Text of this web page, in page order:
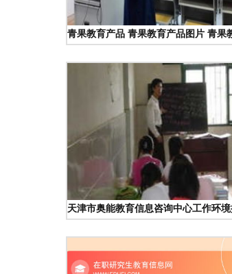
青果教育产品 青果教育产品图片 青
天津市奥能教育信息咨询中心工作环